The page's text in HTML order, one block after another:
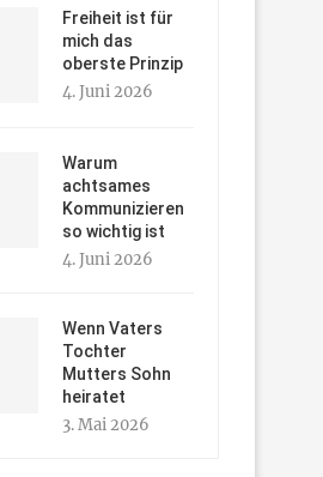
Freiheit ist für
mich das
oberste Prinzip
4. Juni 2026
Warum
achtsames
Kommunizieren
so wichtig ist
4. Juni 2026
Wenn Vaters
Tochter
Mutters Sohn
heiratet
3. Mai 2026